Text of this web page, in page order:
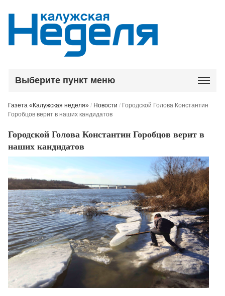
Выберите пункт меню
Газета «Калужская неделя» / Новости / Городской Голова Константин
Горобцов верит в наших кандидатов
Городской Голова Константин Горобцов верит в
наших кандидатов